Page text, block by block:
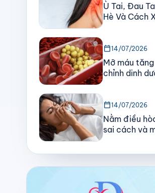
Ù Tai, Đau
Hè Và Cách
calendar_today14/07/2026
Mỡ máu
chỉnh dinh
calendar_today14/07/2026
Nằm điều
sai cách và